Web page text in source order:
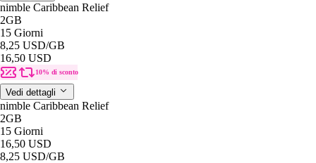
nimble Caribbean Relief
2GB
15 Giorni
8,25 USD/GB
16,50 USD
10% di sconto
Vedi dettagli
nimble Caribbean Relief
2GB
15 Giorni
16,50 USD
8,25 USD/GB